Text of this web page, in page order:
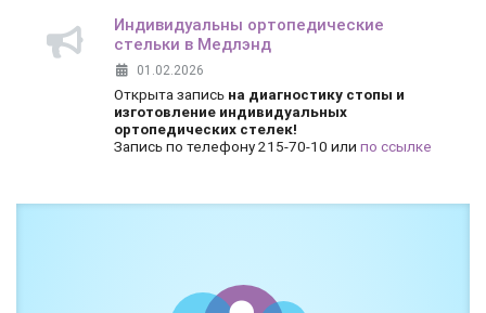
Индивидуальны ортопедические
стельки в Медлэнд
01.02.2026
Открыта запись на диагностику стопы и
изготовление индивидуальных
ортопедических стелек!
Запись по телефону 215-70-10 или по ссылке